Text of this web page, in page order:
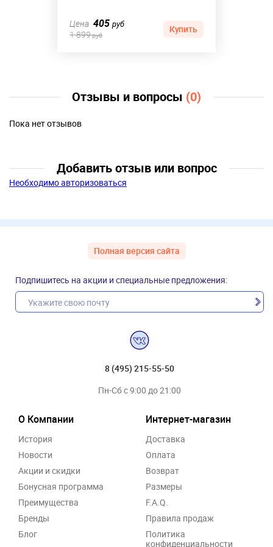
Цена 405руб
1 899руб
Купить
Отзывы и вопросы (0)
Пока нет отзывов
Добавить отзыв или вопрос
Необходимо авторизоваться
Полная версия сайта
Подпишитесь на акции и специальные предложения:
8 (495) 215-55-50
Пн-Сб с 9:00 до 21:00
О Компании
История
Новости
Акции и скидки
Бонусная программа
Преимущества
Бренды
Блог
Интернет-магазин
Доставка
Оплата
Возврат
Размеры
F.A.Q.
Правила продаж
Политика
конфиденциальности